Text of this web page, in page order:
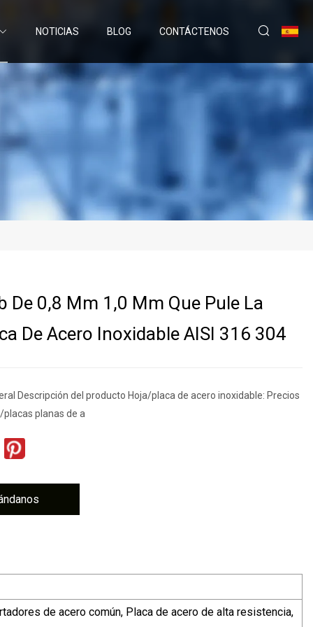
NOTICIAS BLOG CONTÁCTENOS
De 0,8 Mm 1,0 Mm Que Pule La
De Acero Inoxidable AISI 316 304
Descripción del producto Hoja/placa de acero inoxidable: Precios
planas de a
de acero común, Placa de acero de alta resistencia,